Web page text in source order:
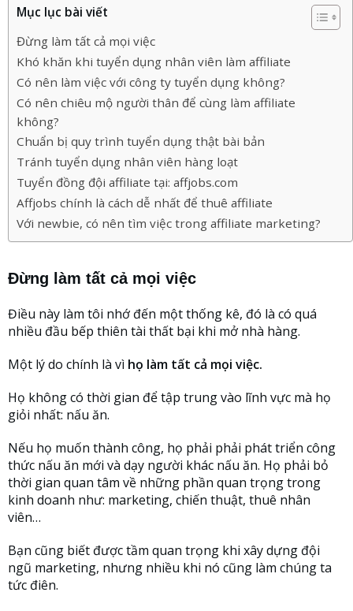
Mục lục bài viết
Đừng làm tất cả mọi việc
Khó khăn khi tuyển dụng nhân viên làm affiliate
Có nên làm việc với công ty tuyển dụng không?
Có nên chiêu mộ người thân để cùng làm affiliate
không?
Chuẩn bị quy trình tuyển dụng thật bài bản
Tránh tuyển dụng nhân viên hàng loạt
Tuyển đồng đội affiliate tại: affjobs.com
Affjobs chính là cách dễ nhất để thuê affiliate
Với newbie, có nên tìm việc trong affiliate marketing?
Đừng làm tất cả mọi việc
Điều này làm tôi nhớ đến một thống kê, đó là có quá
nhiều đầu bếp thiên tài thất bại khi mở nhà hàng.
Một lý do chính là vì họ làm tất cả mọi việc.
Họ không có thời gian để tập trung vào lĩnh vực mà họ
giỏi nhất: nấu ăn.
Nếu họ muốn thành công, họ phải phải phát triển công
thức nấu ăn mới và dạy người khác nấu ăn. Họ phải bỏ
thời gian quan tâm về những phần quan trọng trong
kinh doanh như: marketing, chiến thuật, thuê nhân
viên…
Bạn cũng biết được tầm quan trọng khi xây dựng đội
ngũ marketing, nhưng nhiều khi nó cũng làm chúng ta
tức điên.